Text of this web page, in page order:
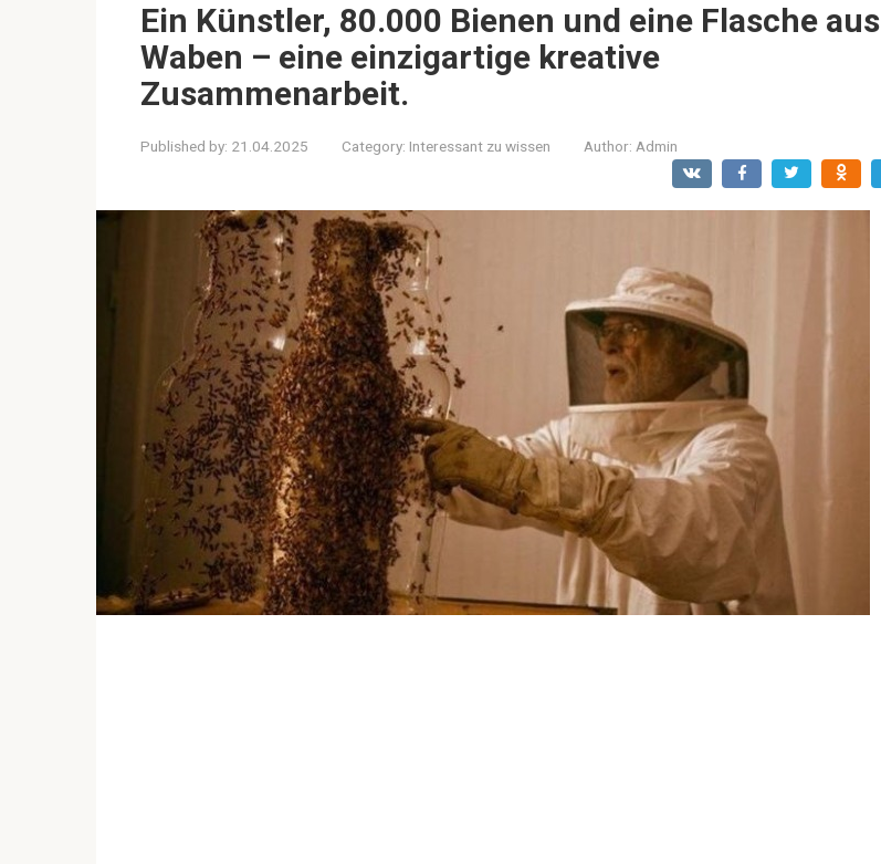
Ein Künstler, 80.000 Bienen und eine Flasche aus
Waben – eine einzigartige kreative
Zusammenarbeit.
Published by: 21.04.2025 Category: Interessant zu wissen Author: Admin